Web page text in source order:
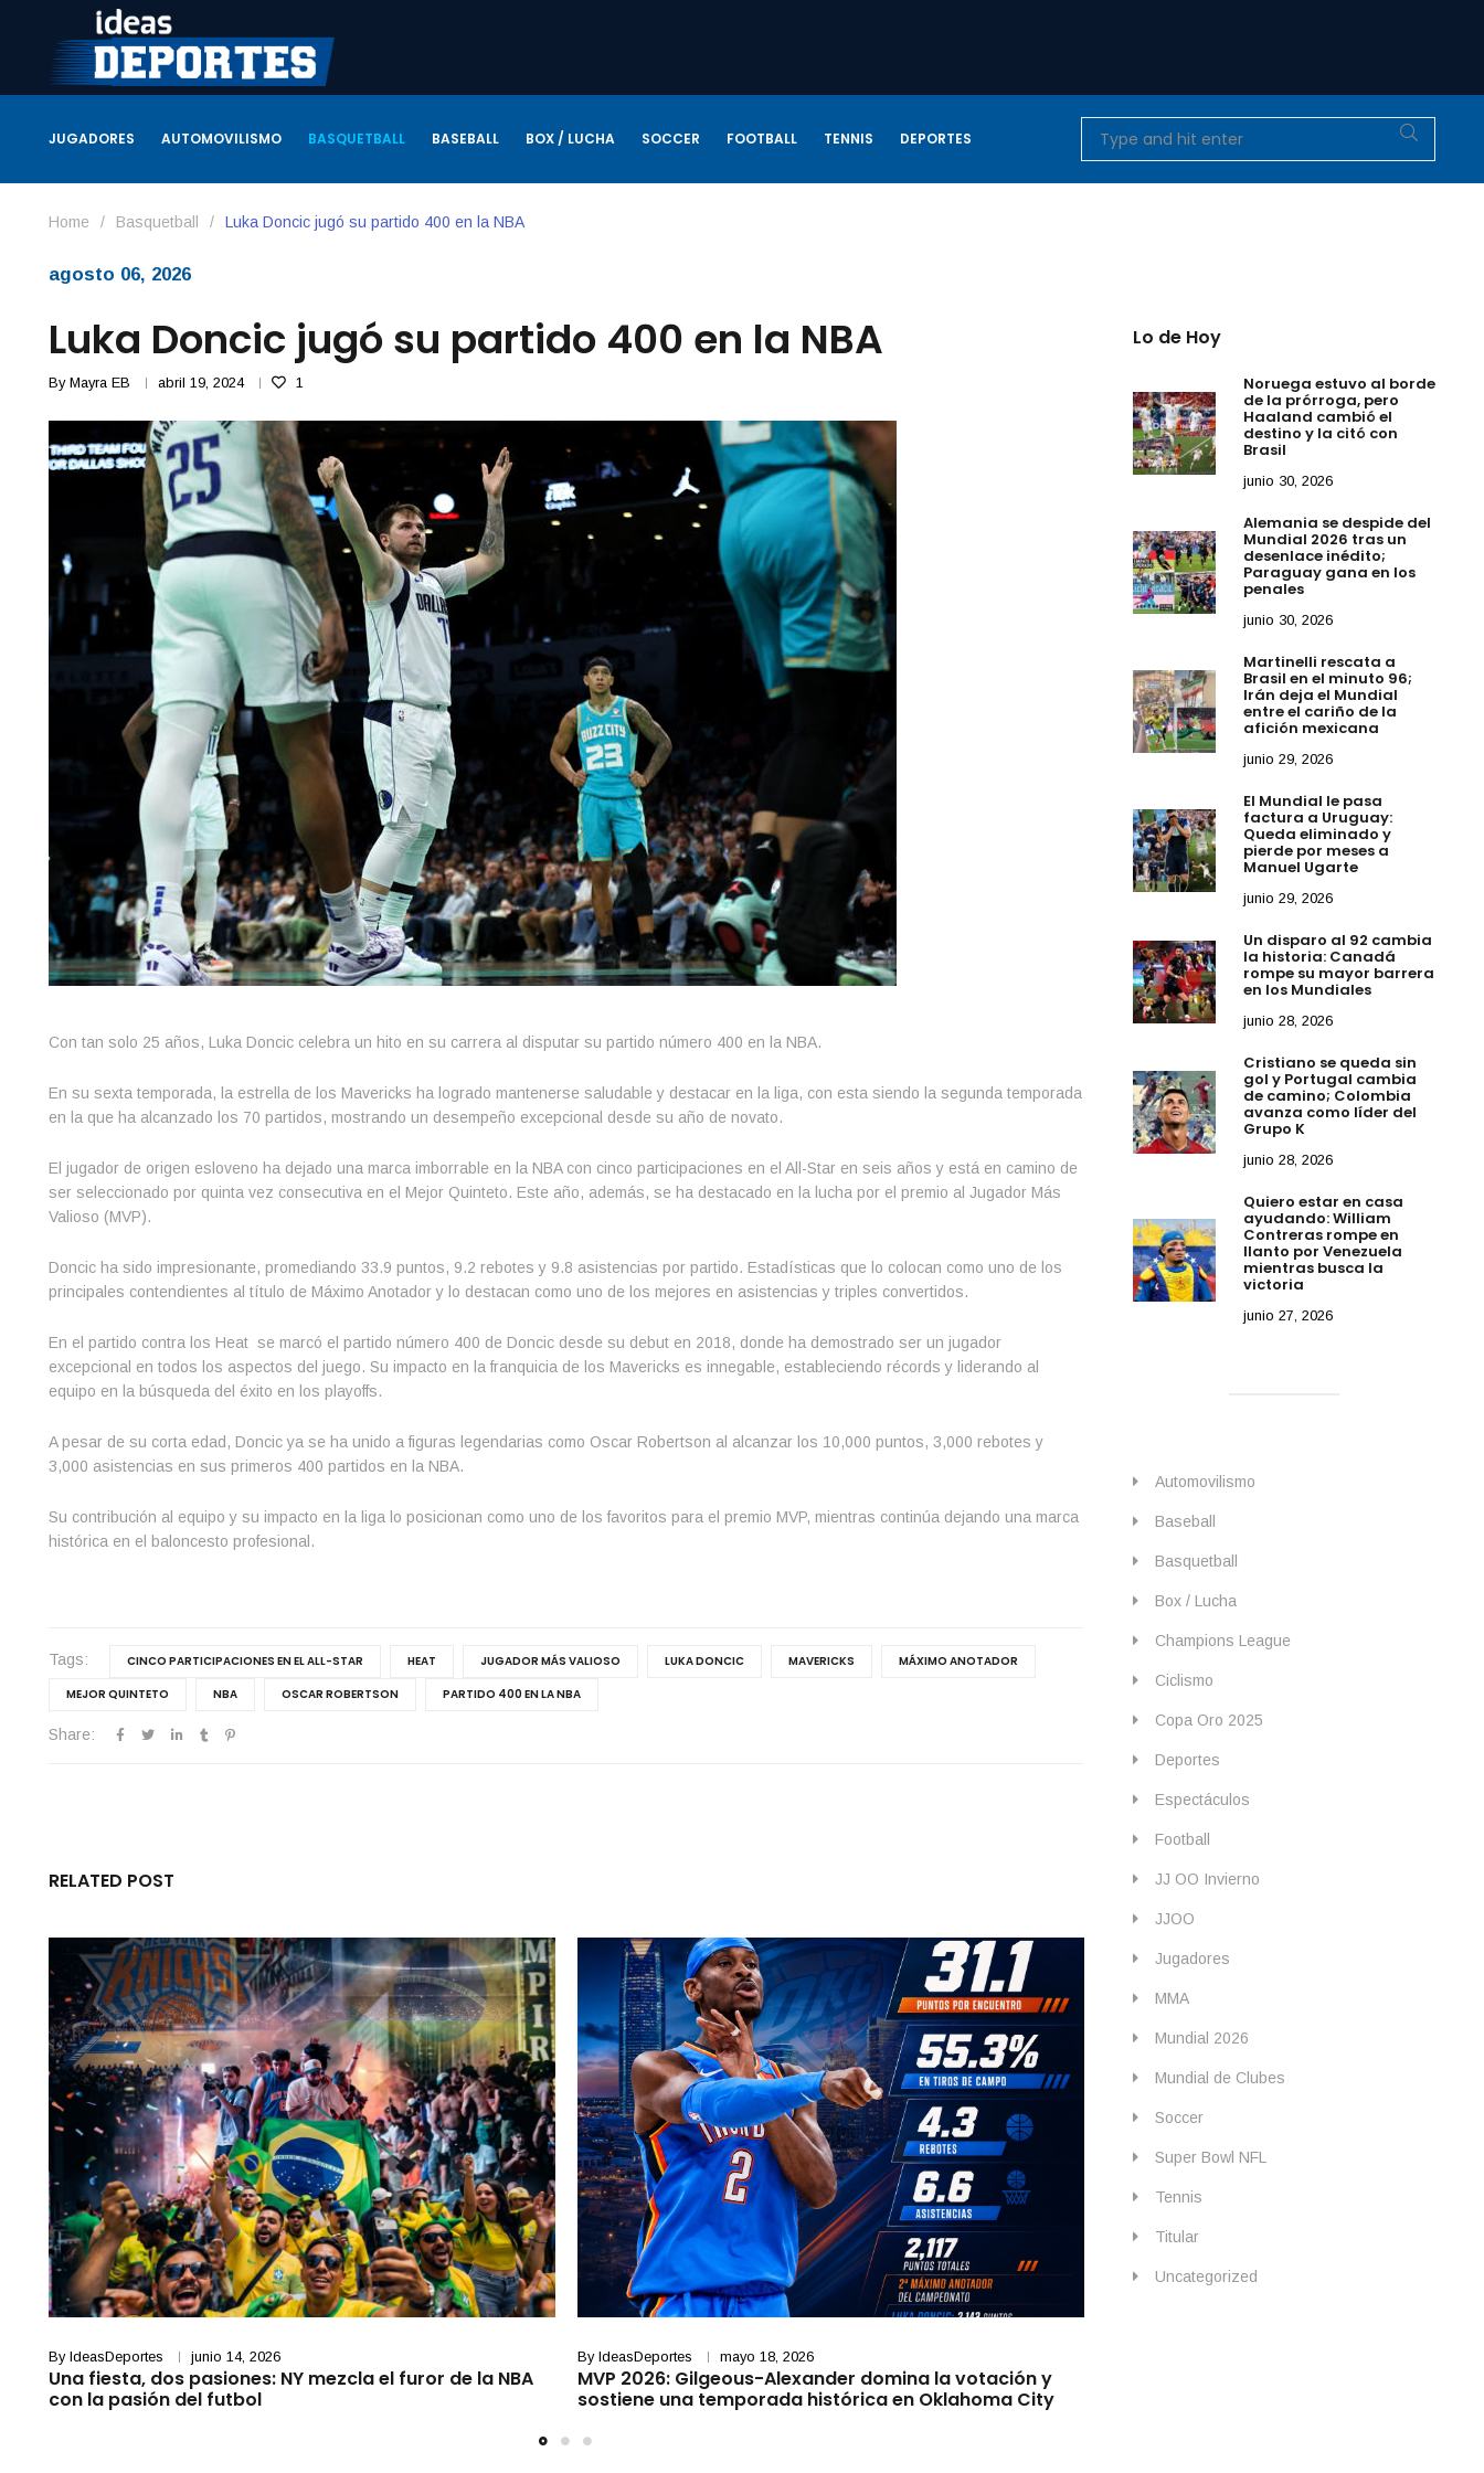
JUGADORES AUTOMOVILISMO BASQUETBALL BASEBALL BOX / LUCHA SOCCER FOOTBALL TENNIS DEPORTES
Home / Basquetball / Luka Doncic jugó su partido 400 en la NBA
agosto 06, 2026
Luka Doncic jugó su partido 400 en la NBA
By Mayra EB abril 19, 2024 1
Con tan solo 25 años, Luka Doncic celebra un hito en su carrera al disputar su partido número 400 en la NBA.
En su sexta temporada, la estrella de los Mavericks ha logrado mantenerse saludable y destacar en la liga, con esta siendo la segunda temporada
en la que ha alcanzado los 70 partidos, mostrando un desempeño excepcional desde su año de novato.
El jugador de origen esloveno ha dejado una marca imborrable en la NBA con cinco participaciones en el All-Star en seis años y está en camino de
ser seleccionado por quinta vez consecutiva en el Mejor Quinteto. Este año, además, se ha destacado en la lucha por el premio al Jugador Más
Valioso (MVP).
Doncic ha sido impresionante, promediando 33.9 puntos, 9.2 rebotes y 9.8 asistencias por partido. Estadísticas que lo colocan como uno de los
principales contendientes al título de Máximo Anotador y lo destacan como uno de los mejores en asistencias y triples convertidos.
En el partido contra los Heat se marcó el partido número 400 de Doncic desde su debut en 2018, donde ha demostrado ser un jugador
excepcional en todos los aspectos del juego. Su impacto en la franquicia de los Mavericks es innegable, estableciendo récords y liderando al
equipo en la búsqueda del éxito en los playoffs.
A pesar de su corta edad, Doncic ya se ha unido a figuras legendarias como Oscar Robertson al alcanzar los 10,000 puntos, 3,000 rebotes y
3,000 asistencias en sus primeros 400 partidos en la NBA.
Su contribución al equipo y su impacto en la liga lo posicionan como uno de los favoritos para el premio MVP, mientras continúa dejando una marca
histórica en el baloncesto profesional.
Tags: CINCO PARTICIPACIONES EN EL ALL-STAR HEAT JUGADOR MÁS VALIOSO LUKA DONCIC MAVERICKS
MÁXIMO ANOTADOR
MEJOR QUINTETO
NBA OSCAR ROBERTSON PARTIDO 400 EN LA NBA
Share:
RELATED POST
By IdeasDeportes junio 14, 2026
Una fiesta, dos pasiones: NY mezcla el furor de la NBA
con la pasión del futbol
By IdeasDeportes mayo 18, 2026
MVP 2026: Gilgeous-Alexander domina la votación y
sostiene una temporada histórica en Oklahoma City
Lo de Hoy
Noruega estuvo al borde
de la prórroga, pero
Haaland cambió el
destino y la citó con
Brasil
junio 30, 2026
Alemania se despide del
Mundial 2026 tras un
desenlace inédito;
Paraguay gana en los
penales
junio 30, 2026
Martinelli rescata a
Brasil en el minuto 96;
Irán deja el Mundial
entre el cariño de la
afición mexicana
junio 29, 2026
El Mundial le pasa
factura a Uruguay:
Queda eliminado y
pierde por meses a
Manuel Ugarte
junio 29, 2026
Un disparo al 92 cambia
la historia: Canadá
rompe su mayor barrera
en los Mundiales
junio 28, 2026
Cristiano se queda sin
gol y Portugal cambia
de camino; Colombia
avanza como líder del
Grupo K
junio 28, 2026
Quiero estar en casa
ayudando: William
Contreras rompe en
llanto por Venezuela
mientras busca la
victoria
junio 27, 2026
Automovilismo
Baseball
Basquetball
Box / Lucha
Champions League
Ciclismo
Copa Oro 2025
Deportes
Espectáculos
Football
JJ OO Invierno
JJOO
Jugadores
MMA
Mundial 2026
Mundial de Clubes
Soccer
Super Bowl NFL
Tennis
Titular
Uncategorized